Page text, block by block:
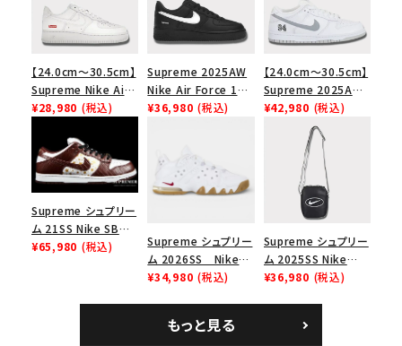
【24.0cm～30.5cm】
Supreme Nike Air
Force 1 Low シュプ
ース１スニーカー シ
ューズ ホワイト
¥28,980 (税込)
Supreme 2025AW
Nike Air Force 1
Low シュプリーム ナ
ラック
¥36,980 (税込)
【24.0cm～30.5cm】
Supreme 2025AW
Nike SB Dunk Low
ナイキ SB ダンク ロ
ー スニーカー ホワイ
¥42,980 (税込)
Supreme シュプリー
ム 21SS Nike SB
Dunk Low ナイキSB
¥65,980 (税込)
Supreme シュプリー
ム 2026SS Nike
SB Air Max 2 CB 94
ロー SP ホワイト
¥34,980 (税込)
Supreme シュプリー
ム 2025SS Nike
Leather Shoulder
¥36,980 (税込)
もっと見る